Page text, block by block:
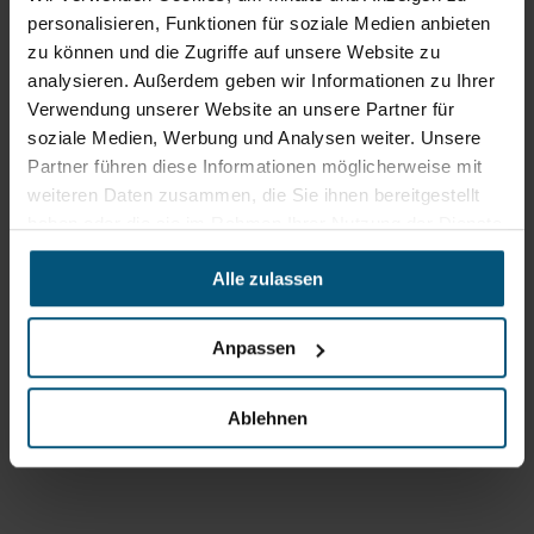
personalisieren, Funktionen für soziale Medien anbieten
zu können und die Zugriffe auf unsere Website zu
analysieren. Außerdem geben wir Informationen zu Ihrer
Verwendung unserer Website an unsere Partner für
soziale Medien, Werbung und Analysen weiter. Unsere
Partner führen diese Informationen möglicherweise mit
weiteren Daten zusammen, die Sie ihnen bereitgestellt
gesammelt haben.
Alle zulassen
Anpassen
Ablehnen
Tab)
Öffnungszeiten
Mo - Do: 07:30 - 12:00
Uhr
sowie 12:30 -16:30 Uhr
Fr: 07:30 - 12:00 Uhr
Stangl Niederlassung Ost
2522 Oberwaltersdorf
office@stangl.at
Zum
Routenplaner
(Öffnet
in
neuem